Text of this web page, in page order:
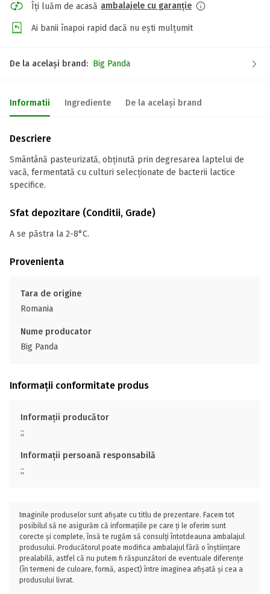
Îți luăm de acasă ambalajele cu garanție
Ai banii înapoi rapid dacă nu ești mulțumit
De la același brand: Big Panda
Informatii Ingrediente De la același brand
Descriere
Smântână pasteurizată, obţinută prin degresarea laptelui de
vacă, fermentată cu culturi selecţionate de bacterii lactice
specifice.
Sfat depozitare (Conditii, Grade)
A se păstra la 2-8°C.
Provenienta
Tara de origine
Romania
Nume producator
Big Panda
Informații conformitate produs
Informații producător
;;
Informații persoană responsabilă
;;
Imaginile produselor sunt afișate cu titlu de prezentare. Facem tot
posibilul să ne asigurăm că informațiile pe care ți le oferim sunt
corecte și complete, însă te rugăm să consulți întotdeauna ambalajul
produsului. Producătorul poate modifica ambalajul fără o înștiințare
prealabilă, astfel că nu putem fi răspunzători de eventuale diferențe
(în termeni de culoare, formă, aspect) între imaginea afișată și cea a
produsului livrat.